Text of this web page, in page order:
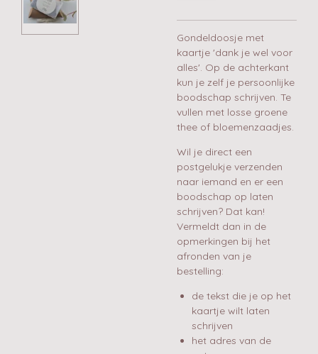
Gondeldoosje met
kaartje 'dank je wel voor
alles'. Op de achterkant
kun je zelf je persoonlijke
boodschap schrijven. Te
vullen met losse groene
thee of bloemenzaadjes.
Wil je direct een
postgelukje verzenden
naar iemand en er een
boodschap op laten
schrijven? Dat kan!
Vermeldt dan in de
opmerkingen bij het
afronden van je
bestelling:
de tekst die je op het
kaartje wilt laten
schrijven
het adres van de